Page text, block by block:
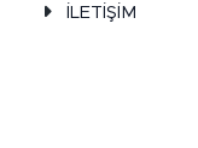
İLETİŞİM